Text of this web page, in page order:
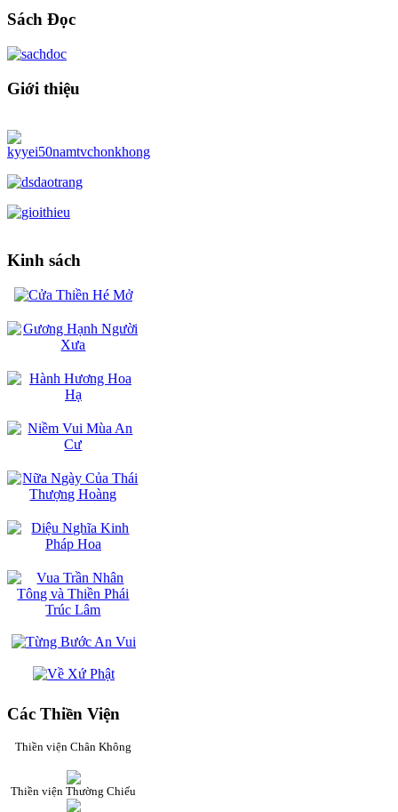
Sách Đọc
Giới thiệu
Kinh sách
Các Thiền Viện
Thiền viện Chân Không
Thiền viện Thường Chiếu